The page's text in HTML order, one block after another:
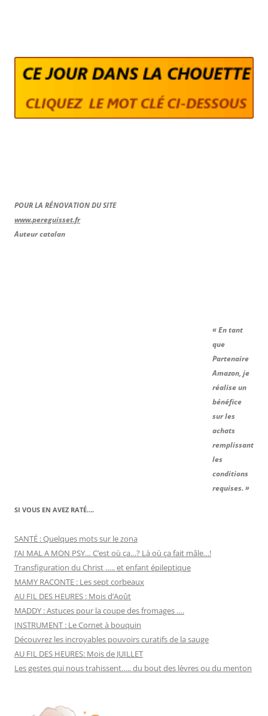
POUR LA RÉNOVATION DU SITE
www.pereguisset.fr
Auteur catalan
« En tant
que
Partenaire
Amazon, je
réalise un
bénéfice
sur les
achats
remplissant
les
conditions
requises. »
SI VOUS EN AVEZ RATÉ….
SANTÉ : Quelques mots sur le zona
J’AI MAL A MON PSY… C’est où ça…? Là où ça fait mâle…!
Transfiguration du Christ ….. et enfant épileptique
MAMY RACONTE : Les sept corbeaux
AU FIL DES HEURES : Mois d’Août
MADDY : Astuces pour la coupe des fromages ….
INSTRUMENT : Le Cornet à bouquin
Découvrez les incroyables pouvoirs curatifs de la sauge
AU FIL DES HEURES: Mois de JUILLET
Les gestes qui nous trahissent….. du bout des lèvres ou du menton